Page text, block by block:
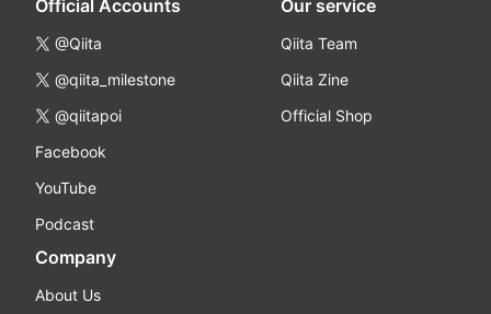
Official Accounts
@Qiita
@qiita_milestone
@qiitapoi
Facebook
YouTube
Podcast
Our service
Qiita Team
Qiita Zine
Official Shop
Company
About Us